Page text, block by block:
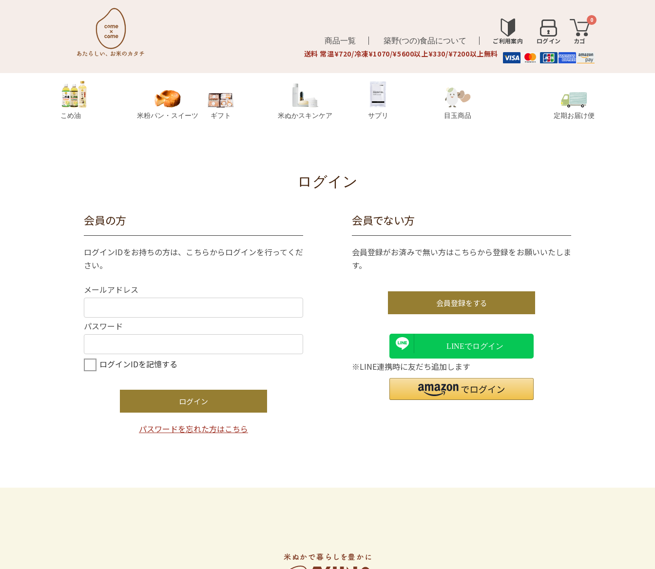
商品一覧 築野(つの)食品について ご利用案内 ログイン カゴ
0
送料 常温¥720/冷凍¥1070/¥5600以上¥330/¥7200以上無料
こめ油 米粉パン・スイーツ ギフト 米ぬかスキンケア サプリ 目玉商品 定期お届け便
ログイン
会員の方
ログインIDをお持ちの方は、こちらからログインを行ってくだ
さい。
メールアドレス
パスワード
ログインIDを記憶する
ログイン
パスワードを忘れた方はこちら
会員でない方
会員登録がお済みで無い方はこちらから登録をお願いいたしま
す。
会員登録をする
LINEでログイン
※LINE連携時に友だち追加します